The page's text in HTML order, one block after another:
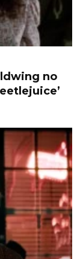
no